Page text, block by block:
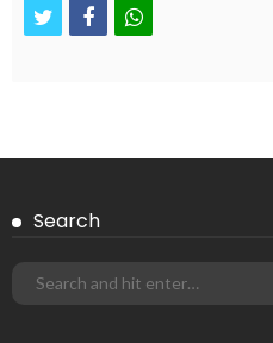
twitterfacebookwhatsapp
Search